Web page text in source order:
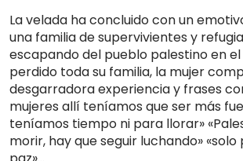
La velada ha concluido con un
una familia de supervivientes y
escapando del pueblo palestino en
perdido toda su familia, la mujer
desgarradora experiencia y frases
mujeres allí teníamos que ser más
teníamos tiempo ni para llorar»
morir, hay que seguir luchando»